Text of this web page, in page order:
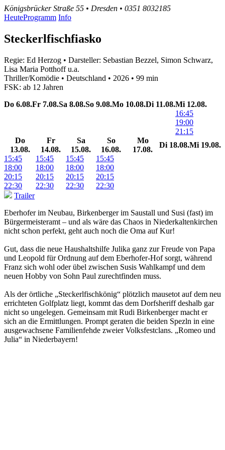
Königsbrücker Straße 55 • Dresden • 0351 8032185
HeuteProgramm Info
Steckerlfischfiasko
Regie: Ed Herzog • Darsteller: Sebastian Bezzel, Simon Schwarz,
Lisa Maria Potthoff u.a.
Thriller/Komödie • Deutschland • 2026 • 99 min
FSK: ab 12 Jahren
Do 6.08.Fr 7.08.Sa 8.08.So 9.08.Mo 10.08.Di 11.08.Mi 12.08.
16:45
19:00
21:15
Do
13.08.
Fr
14.08.
Sa
15.08.
So
16.08.
Mo
17.08.
Di 18.08.Mi 19.08.
15:45
15:45 15:45
15:45
18:00
18:00 18:00
18:00
20:15
20:15 20:15
20:15
22:30
22:30 22:30
22:30
Trailer
Eberhofer im Neubau, Birkenberger im Saustall und Susi (fast) im
Bürgermeisteramt – und als wäre das Chaos in Niederkaltenkirchen
nicht schon perfekt, geht auch noch die Oma auf Kur!
Gut, dass die neue Haushaltshilfe Julika ganz zur Freude von Papa
und Leopold für Ordnung auf dem Eberhofer-Hof sorgt, während
Franz sich wohl oder übel zwischen Susis Wahlkampf und dem
neuen Hobby von Sohn Paul zurechtfinden muss.
Als der örtliche „Steckerlfischkönig“ plötzlich mausetot auf dem neu
errichteten Golfplatz liegt, kommt das dem Dorfsheriff deshalb gar
nicht so ungelegen. Gemeinsam mit Rudi Birkenberger macht er
sich an die Ermittlungen. Prompt geraten die beiden Spezln in eine
ausgewachsene Familienfehde zweier Volksfestclans. „Romeo und
Julia“ in Niederbayern!